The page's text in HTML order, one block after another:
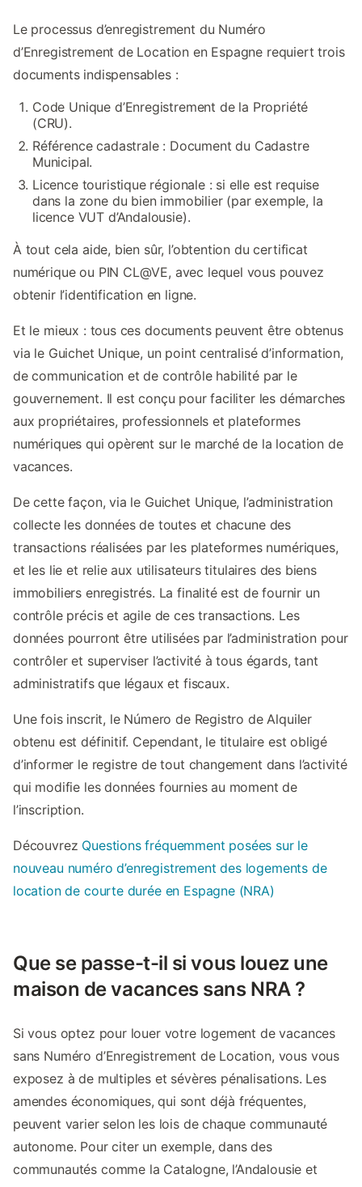
Le processus d’enregistrement du Numéro
d’Enregistrement de Location en Espagne requiert trois
documents indispensables :
Code Unique d’Enregistrement de la Propriété
(CRU).
Référence cadastrale : Document du Cadastre
Municipal.
Licence touristique régionale : si elle est requise
dans la zone du bien immobilier (par exemple, la
licence VUT d’Andalousie).
À tout cela aide, bien sûr, l’obtention du certificat
numérique ou PIN CL@VE, avec lequel vous pouvez
obtenir l’identification en ligne.
Et le mieux : tous ces documents peuvent être obtenus
via le Guichet Unique, un point centralisé d’information,
de communication et de contrôle habilité par le
gouvernement. Il est conçu pour faciliter les démarches
aux propriétaires, professionnels et plateformes
numériques qui opèrent sur le marché de la location de
vacances.
De cette façon, via le Guichet Unique, l’administration
collecte les données de toutes et chacune des
transactions réalisées par les plateformes numériques,
et les lie et relie aux utilisateurs titulaires des biens
immobiliers enregistrés. La finalité est de fournir un
contrôle précis et agile de ces transactions. Les
données pourront être utilisées par l’administration pour
contrôler et superviser l’activité à tous égards, tant
administratifs que légaux et fiscaux.
Une fois inscrit, le Número de Registro de Alquiler
obtenu est définitif. Cependant, le titulaire est obligé
d’informer le registre de tout changement dans l’activité
qui modifie les données fournies au moment de
l’inscription.
Découvrez Questions fréquemment posées sur le
nouveau numéro d’enregistrement des logements de
location de courte durée en Espagne (NRA)
Que se passe-t-il si vous louez une
maison de vacances sans NRA ?
Si vous optez pour louer votre logement de vacances
sans Numéro d’Enregistrement de Location, vous vous
exposez à de multiples et sévères pénalisations. Les
amendes économiques, qui sont déjà fréquentes,
peuvent varier selon les lois de chaque communauté
autonome. Pour citer un exemple, dans des
communautés comme la Catalogne, l’Andalousie et